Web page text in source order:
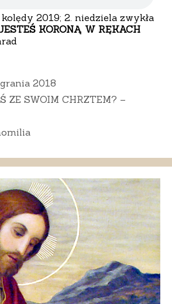
2019; 2. niedziela zwykła
JESTEŚ KORONĄ W RĘKACH
2018
ZE SWOIM CHRZTEM? –